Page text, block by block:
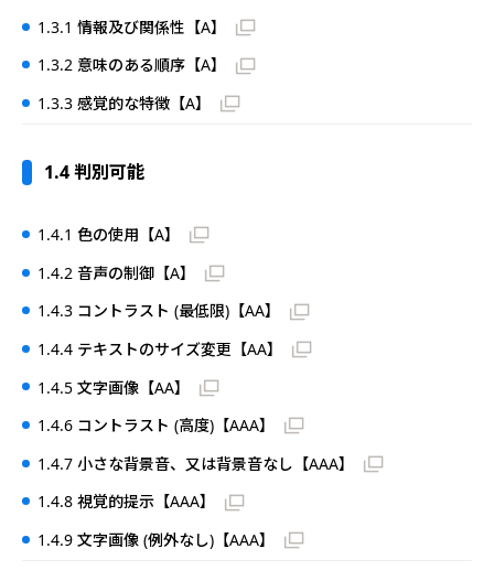
1.3.1 情報及び関係性【A】
1.3.2 意味のある順序【A】
1.3.3 感覚的な特徴【A】
1.4 判別可能
1.4.1 色の使用【A】
1.4.2 音声の制御【A】
1.4.3 コントラスト (最低限)【AA】
1.4.4 テキストのサイズ変更【AA】
1.4.5 文字画像【AA】
1.4.6 コントラスト (高度)【AAA】
1.4.7 小さな背景音、又は背景音なし【AAA】
1.4.8 視覚的提示【AAA】
1.4.9 文字画像 (例外なし)【AAA】